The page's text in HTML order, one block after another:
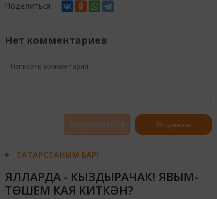
Поделиться:
Нет комментариев
Авторизоваться Отправить
ТАТАРСТАНЫМ БАР!
ЯЛЛАРДА - КЫЗДЫРАЧАК! ЯВЫМ-
ТӨШЕМ КАЯ КИТКӘН?